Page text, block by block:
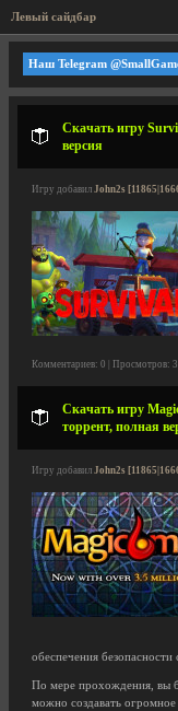
Левый сайдбар
Наш Telegram
Скачать игру
версия
Игру добавил John2s
Комментариев: 0 | Просмотров:
Скачать игру
торрент, полная
Игру добавил John2s
обеспечения безопасности
По мере прохождения, вы
можно создавать огромное